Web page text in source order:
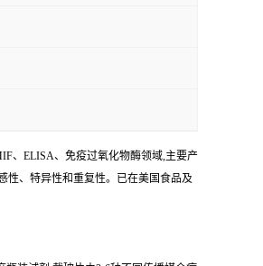
、ELISA、免疫过氧化物酶领域,主要产
性、特异性和重复性。已在美国食品及